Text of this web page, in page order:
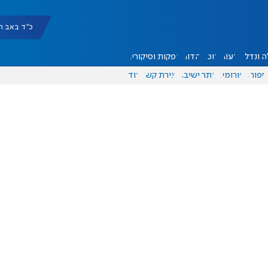
כ"ד באב תשפ"ו
ונדל"ן דעות אוכל יהדות הפקות וסיקורים
ספורט פורומים אתר ישיבה יצירת קשר עוד